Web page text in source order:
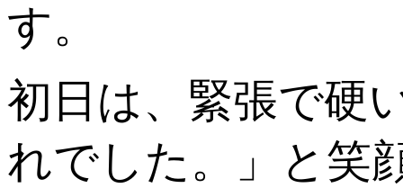
す。
初日は、緊張で硬
れでした。」と笑